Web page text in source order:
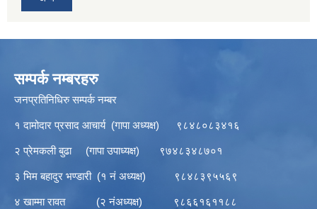
सम्पर्क नम्बरहरु
जनप्रतिनिधिरु सम्पर्क नम्बर
१ दामोदार प्रसाद आचार्य (गापा अध्यक्ष) ९८४८०८३४१६
२ प्रेमकली बुढा (गापा उपाध्यक्ष) ९७४८३४८७०१
३ भिम बहादुर भण्डारी (१ नं अध्यक्ष) ९८४८३९५५६९
४ खाम्मा रावत (२ नंअध्यक्ष) ९८६६१६११८८